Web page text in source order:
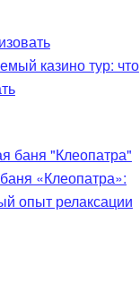
казино тур: что
«Клеопатра»:
опыт релаксации